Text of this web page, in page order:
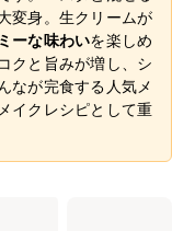
変身。生クリームが
ーな味わいを楽しめ
クと旨みが増し、シ
なが完食する人気メ
イクレシピとして重